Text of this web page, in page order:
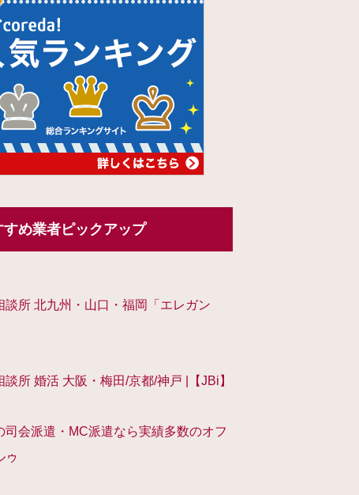
すめ業者ピックアップ
談所 北九州・山口・福岡「エレガン
談所 婚活 大阪・梅田/京都/神戸 |【JBi】
司会派遣・MC派遣なら実績多数のオフ
ゥ